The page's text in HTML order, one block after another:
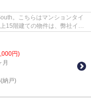
。こちらはマンションタイ
15階建ての物件は、弊社イチ
円)
月
納戸)